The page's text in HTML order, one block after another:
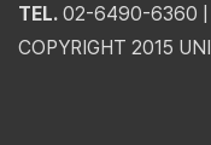
TEL. 02-6490-6360 |
COPYRIGHT 2015